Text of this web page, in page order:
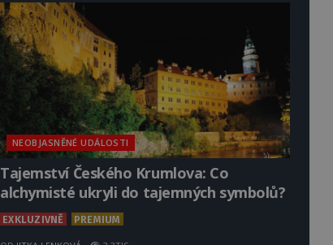
NEOBJASNĚNÉ UDÁLOSTI
Tajemství Českého Krumlova: Co
alchymisté ukryli do tajemných symbolů?
EXKLUZIVNĚ PREMIUM